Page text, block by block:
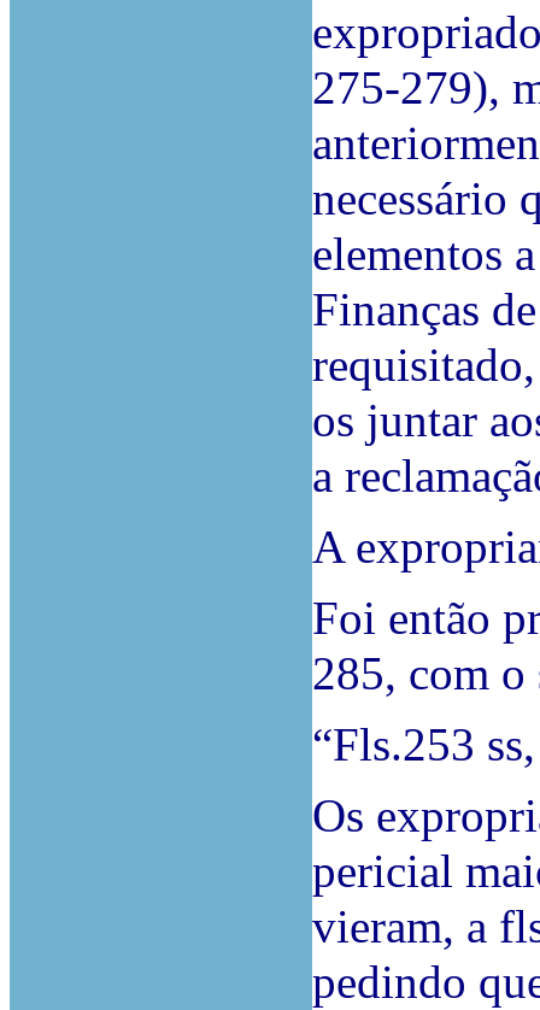
275-279),
necessário
elementos
Finanças
os juntar
a
A
Foi então
285, com o
“Fls.253
Os
pericial
vieram, a
pedindo